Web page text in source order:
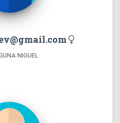
NIGUEL